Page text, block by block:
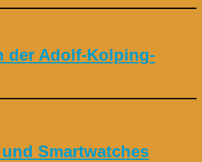
der Adolf-Kolping-
Smartwatches